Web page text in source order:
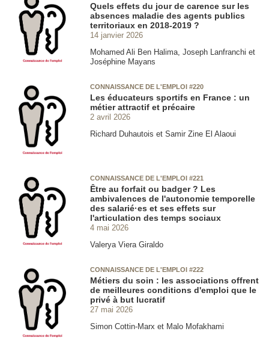
Quels effets du jour de carence sur les
absences maladie des agents publics
territoriaux en 2018-2019 ?
14 janvier 2026
Mohamed Ali Ben Halima, Joseph Lanfranchi et
Joséphine Mayans
CONNAISSANCE DE L'EMPLOI #220
Les éducateurs sportifs en France : un
métier attractif et précaire
2 avril 2026
Richard Duhautois et Samir Zine El Alaoui
CONNAISSANCE DE L'EMPLOI #221
Être au forfait ou badger ? Les
ambivalences de l'autonomie temporelle
des salarié·es et ses effets sur
l'articulation des temps sociaux
4 mai 2026
Valerya Viera Giraldo
CONNAISSANCE DE L'EMPLOI #222
Métiers du soin : les associations offrent
de meilleures conditions d'emploi que le
privé à but lucratif
27 mai 2026
Simon Cottin-Marx et Malo Mofakhami